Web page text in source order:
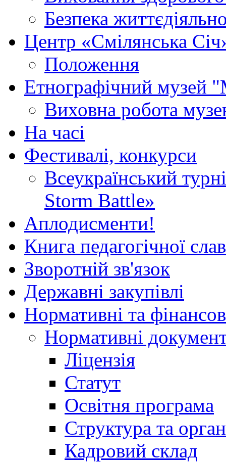
Безпека
Центр «Смілянська
Положення
Етнографічний музей
Виховна робота
На часі
Фестивалі, конкурси
Всеукраїнський
Storm Battle»
Аплодисменти!
Книга педагогічної
Зворотній зв'язок
Державні закупівлі
Нормативні та
Нормативні
Ліцензія
Статут
Освітня програма
Структура та
Кадровий склад